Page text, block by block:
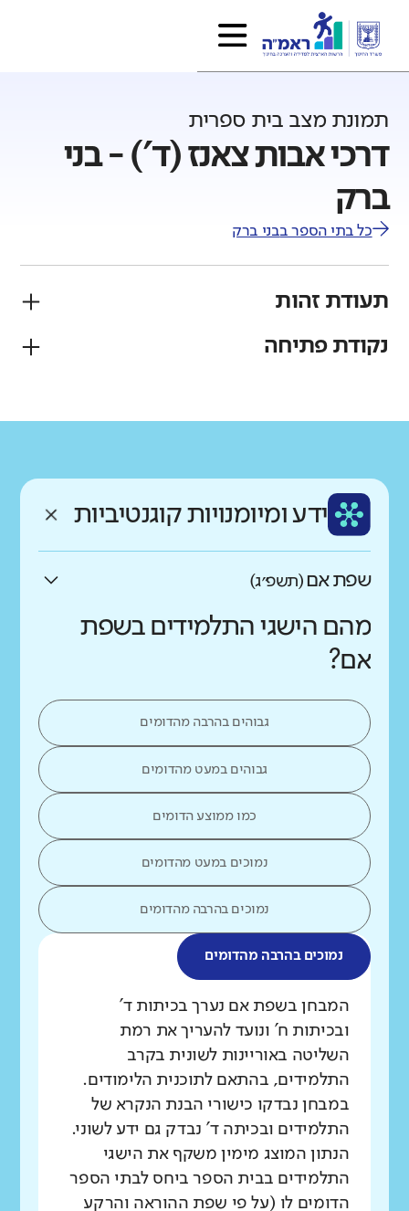
תמונת מצב בית ספרית
דרכי אבות צאנז (ד') - בני
ברק
כל בתי הספר בבני ברק
תעודת זהות
פיקוח
עברית ותיק
נקודת פתיחה
רקע חברתי כלכלי
נמוך ידע ומיומנויות קוגנטיביות
שפת אם(תשפ״ג)
מהם הישגי התלמידים בשפת
אם?
גבוהים בהרבה מהדומים
גבוהים במעט מהדומים
כמו ממוצע הדומים
נמוכים במעט מהדומים
נמוכים בהרבה מהדומים
נמוכים בהרבה מהדומים
מה בדקנו?
המבחן בשפת אם נערך בכיתות ד'
ובכיתות ח' ונועד להעריך את רמת
השליטה באוריינות לשונית בקרב
התלמידים, בהתאם לתוכנית הלימודים.
במבחן נבדקו כישורי הבנת הנקרא של
התלמידים ובכיתה ד' נבדק גם ידע לשוני.
הנתון המוצג מימין משקף את הישגי
התלמידים בבית הספר ביחס לבתי הספר
הדומים לו (על פי שפת ההוראה והרקע